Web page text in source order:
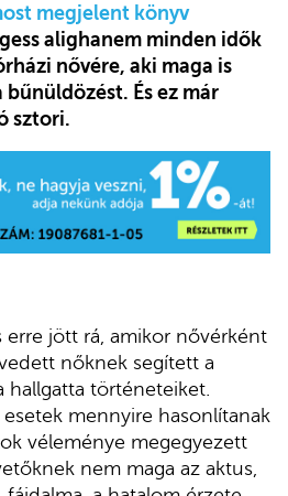
megjelent könyv
alighanem minden idők
nővére, aki maga is
És ez már
sztori.
erre jött rá, amikor nővérként
nőknek segített a
hallgatta történeteiket.
mennyire hasonlítanak
véleménye megegyezett
nem maga az aktus,